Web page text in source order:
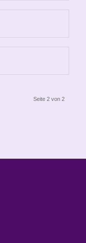
Seite 2 von 2